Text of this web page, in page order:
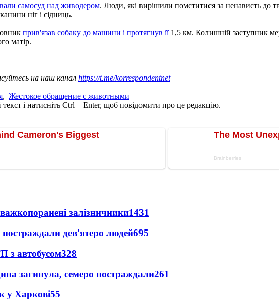
самосуд над живодером. Люди, які вирішили помститися за ненависть до
ніг і сідниць.
прив'язав собаку до машини і протягнув її1,5 км. Колишній заступник
матір.
на наш канал https://t.me/korrespondentnet
, Жестокое обращение с животными
і натисніть Ctrl + Enter, щоб повідомити про це редакцію.
залізничники1431
дев'ятеро людей695
з автобусом328
загинула, семеро постраждали261
у Харкові55